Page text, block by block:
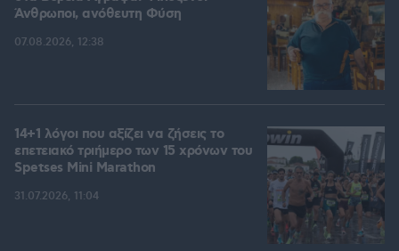
Άνθρωποι, ανόθευτη Φύση
07.08.2026, 12:38
14+1 λόγοι που αξίζει να ζήσεις το
επετειακό τριήμερο των 15 χρόνων του
Spetses Mini Marathon
31.07.2026, 11:04